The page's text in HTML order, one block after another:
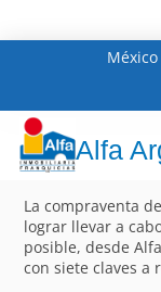
México
Alfa
La compraventa
lograr llevar a
posible, desde
con siete claves a